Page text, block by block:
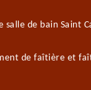
salle de bain Saint
de faîtière et